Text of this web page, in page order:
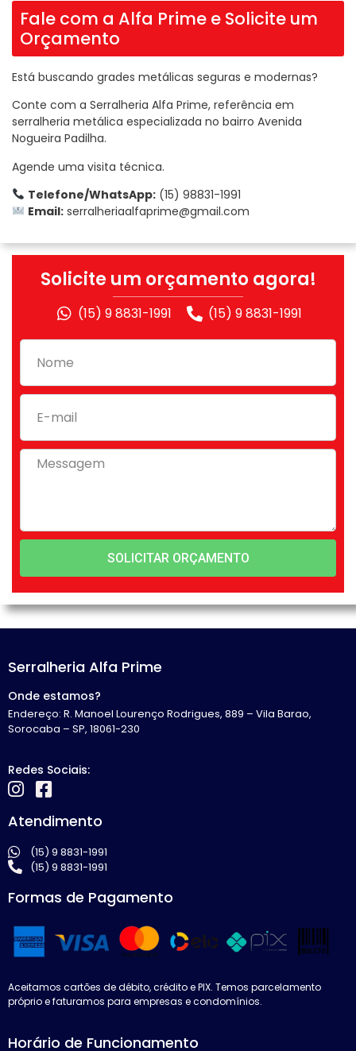
Fale com a Alfa Prime e Solicite um
Orçamento
Está buscando grades metálicas seguras e modernas?
Conte com a Serralheria Alfa Prime, referência em
serralheria metálica especializada no bairro Avenida
Nogueira Padilha.
Agende uma visita técnica.
Telefone/WhatsApp:(15) 98831-1991
Email: serralheriaalfaprime@gmail.com
Solicite um orçamento agora!
(15) 9 8831-1991 (15) 9 8831-1991
SOLICITAR ORÇAMENTO
Serralheria Alfa Prime
Onde estamos?
Endereço: R. Manoel Lourenço Rodrigues, 889 – Vila Barao,
Sorocaba – SP, 18061-230
Redes Sociais:
Atendimento
(15) 9 8831-1991
(15) 9 8831-1991
Formas de Pagamento
Aceitamos cartões de débito, crédito e PIX. Temos parcelamento
próprio e faturamos para empresas e condomínios.
Horário de Funcionamento